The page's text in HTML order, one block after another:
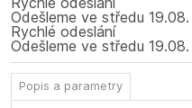
Odešleme ve středu 19.08.
Rychlé odeslání
Odešleme ve středu 19.08.
Popis a parametry